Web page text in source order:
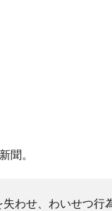
聞。
わせ、わいせつ